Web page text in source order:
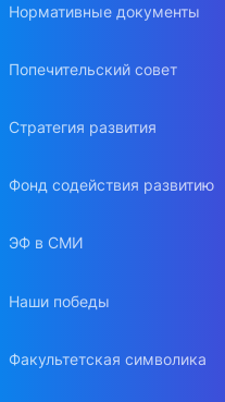
Нормативные документы
Попечительский совет
Стратегия развития
Фонд содействия развитию
ЭФ в СМИ
Наши победы
Факультетская символика